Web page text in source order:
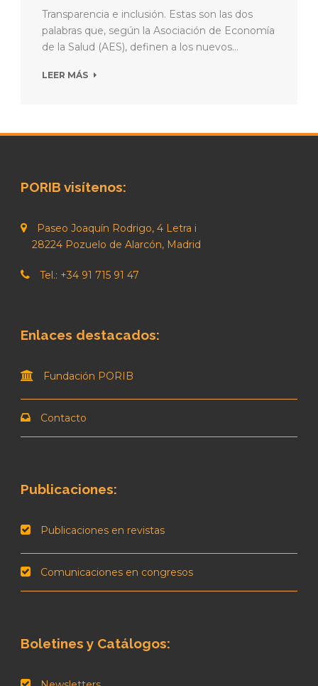
Transparencia e inclusión. Estas son las dos
palabras que, según la Asociación de Economía
de la Salud (AES), definen a los nuevos...
LEER MÁS
PORIB visítenos:
Paseo Joaquín Rodrigo, 4 Letra i
28224 Pozuelo de Alarcón, Madrid
Tel.: +34 91 715 91 47
Enlaces destacados:
Fundación PORIB
Contacto
Publicaciones:
Publicaciones en revistas
Comunicaciones en congresos
Boletines y Catálogos: